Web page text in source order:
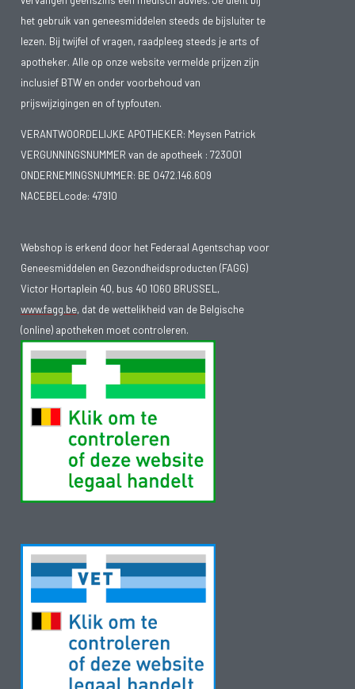
het gebruik van geneesmiddelen steeds de bijsluiter te
lezen. Bij twijfel of vragen, raadpleeg steeds je arts of
apotheker. Alle op onze website vermelde prijzen zijn
inclusief BTW en onder voorbehoud van
prijswijzigingen en of typfouten.
VERANTWOORDELIJKE APOTHEKER: Meysen Patrick
VERGUNNINGSNUMMER van de apotheek : 723001
ONDERNEMINGSNUMMER: BE 0472.146.609
NACEBELcode: 47910
Webshop is erkend door het Federaal Agentschap voor
Geneesmiddelen en Gezondheidsproducten (FAGG)
Victor Hortaplein 40, bus 40 1060 BRUSSEL,
www.fagg.be, dat de wettelikheid van de Belgische
(online) apotheken moet controleren.